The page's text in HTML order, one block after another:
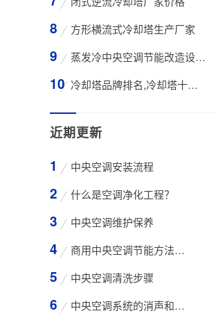
方形横流式冷却塔生产厂家
蒸发冷中央空调节能改造设备WK-30TA 4*3HP
冷却塔品牌排名,冷却塔十大知名品牌有那些
近期更新
中央空调安装流程
什么是空调净化工程？
中央空调维护保养
商用中央空调节能方法与技巧
中央空调清洗步骤
中央空调系统的消声和减振措施